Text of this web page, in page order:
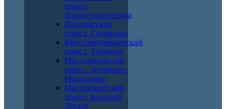
храм с.
Новобессергеневка
Всехсвятский
храм с. Синявское
Крестовоздвиженский
храм с. Троицкое
Магдалининский
храм с. Андреево-
Мелентьево
Магдалининский
храм с. Красный
Десант